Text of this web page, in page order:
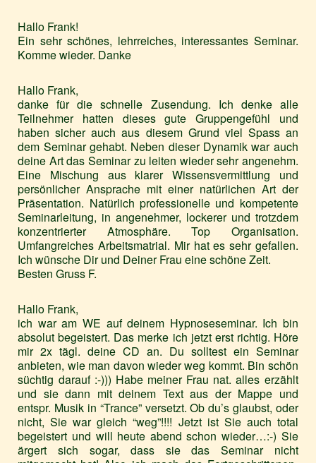
Hallo Frank!
Ein sehr schönes, lehrreiches, interessantes Seminar.
Komme wieder. Danke
Hallo Frank,
danke für die schnelle Zusendung. Ich denke alle
Teilnehmer hatten dieses gute Gruppengefühl und
haben sicher auch aus diesem Grund viel Spass an
dem Seminar gehabt. Neben dieser Dynamik war auch
deine Art das Seminar zu leiten wieder sehr angenehm.
Eine Mischung aus klarer Wissensvermittlung und
persönlicher Ansprache mit einer natürlichen Art der
Präsentation. Natürlich professionelle und kompetente
Seminarleitung, in angenehmer, lockerer und trotzdem
konzentrierter Atmosphäre. Top Organisation.
Umfangreiches Arbeitsmatrial. Mir hat es sehr gefallen.
Ich wünsche Dir und Deiner Frau eine schöne Zeit.
Besten Gruss F.
Hallo Frank,
ich war am WE auf deinem Hypnoseseminar. Ich bin
absolut begeistert. Das merke ich jetzt erst richtig. Höre
mir 2x tägl. deine CD an. Du solltest ein Seminar
anbieten, wie man davon wieder weg kommt. Bin schön
süchtig darauf :-))) Habe meiner Frau nat. alles erzählt
und sie dann mit deinem Text aus der Mappe und
entspr. Musik in “Trance” versetzt. Ob du’s glaubst, oder
nicht, Sie war gleich “weg”!!!! Jetzt ist Sie auch total
begeistert und will heute abend schon wieder…:-) Sie
ärgert sich sogar, dass sie das Seminar nicht